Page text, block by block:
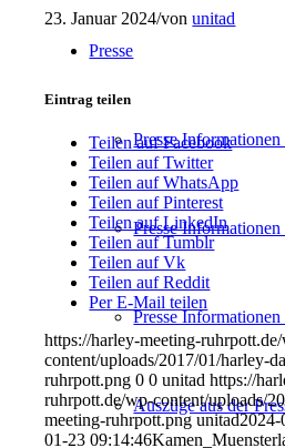
Presse
Presse
Presse Informationen
Presse
Auszüge aus der
23. Januar 2024/vonunitad
Eintrag teilen
Teilen auf Facebook
Teilen auf Twitter
Teilen auf WhatsApp
Teilen auf Pinterest
Teilen auf LinkedIn
Teilen auf Tumblr
Teilen auf Vk
Teilen auf Reddit
Per E-Mail teilen
https://harley-meeting-
content/uploads/2017/01/harley-
ruhrpott.png 0 0 unitad https://
ruhrpott.de/wp-content/uploads/
meeting-ruhrpott.png unitad2024-
01-23 09:14:46